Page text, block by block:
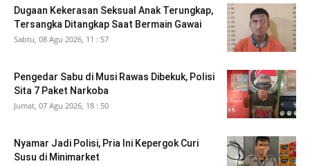
Dugaan Kekerasan Seksual Anak Terungkap,
Tersangka Ditangkap Saat Bermain Gawai
Sabtu, 08 Agu 2026, 11 : 57
Pengedar Sabu di Musi Rawas Dibekuk, Polisi
Sita 7 Paket Narkoba
Jumat, 07 Agu 2026, 18 : 50
Nyamar Jadi Polisi, Pria Ini Kepergok Curi
Susu di Minimarket